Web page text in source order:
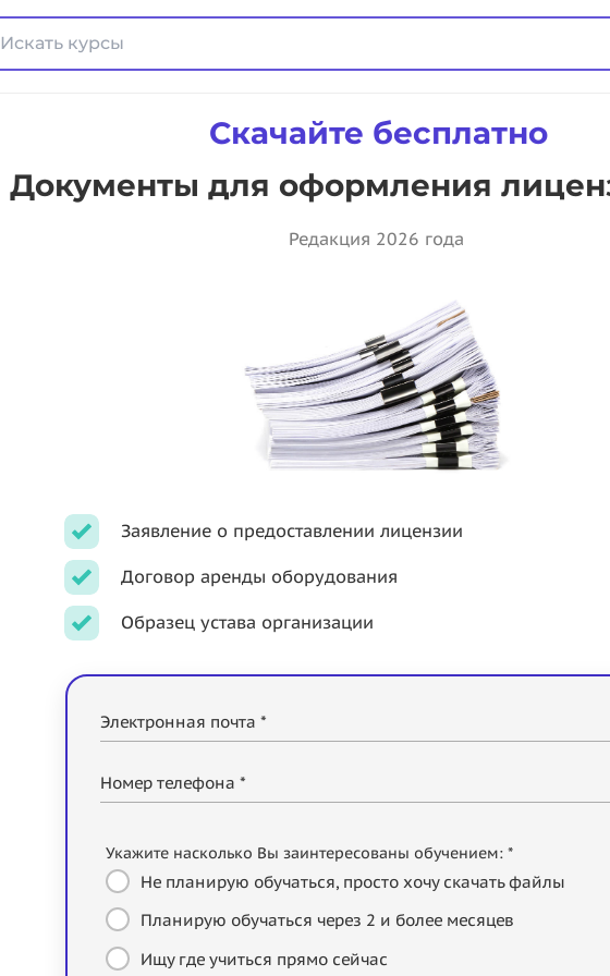
Искать курсы
Скачайте бесплатно
Документы для оформления
Редакция 2026 года
Заявление о предоставлении лицензии
Договор аренды оборудования
Образец устава организации
Электронная почта *
Номер телефона *
Укажите насколько Вы заинтересованы обучением: *
Не планирую обучаться, просто хочу скачать файлы
Планирую обучаться через 2 и более месяцев
Ищу где учиться прямо сейчас